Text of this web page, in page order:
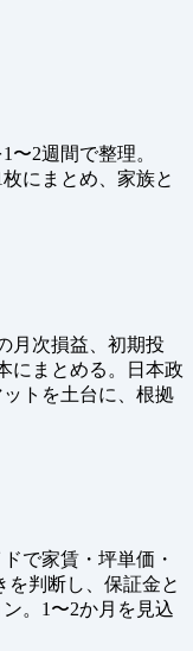
2週間で整理。
にまとめ、家族と
月次損益、初期投
にまとめる。日本政
トを土台に、根拠
で家賃・坪単価・
を判断し、保証金と
。1〜2か月を見込